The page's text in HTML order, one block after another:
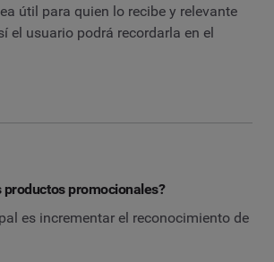
útil para quien lo recibe y relevante
el usuario podrá recordarla en el
productos promocionales?
es incrementar el reconocimiento de